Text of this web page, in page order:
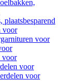
voor
voor
voor
voor
voor